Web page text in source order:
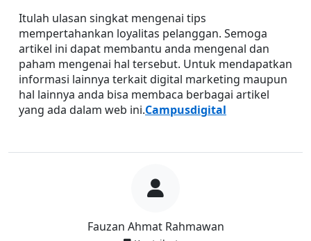
Fauzan Ahmat Rahmawan
Itulah ulasan singkat mengenai tips
mempertahankan loyalitas pelanggan. Semoga
artikel ini dapat membantu anda mengenal dan
paham mengenai hal tersebut. Untuk mendapatkan
informasi lainnya terkait digital marketing maupun
hal lainnya anda bisa membaca berbagai artikel
yang ada dalam web ini.Campusdigital